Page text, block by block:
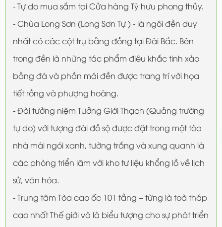
- Tự do mua sắm tại Cửa hàng Tỳ hưu phong thủy.
- Chùa Long Sơn (Long Sơn Tự ) - là ngôi đền duy
nhất có các cột trụ bằng đồng tại Đài Bắc. Bên
trong đền là những tác phẩm điêu khắc tinh xảo
bằng đá và phần mái đền được trang trí với họa
tiết rồng và phượng hoàng.
- Đài tưởng niệm Tưởng Giới Thạch (Quảng trường
tự do) với tượng đài đồ sộ được đặt trong một tòa
nhà mái ngói xanh, tường trắng và xung quanh là
các phòng triển lãm với kho tư liệu khổng lồ về lịch
sử, văn hóa.
- Trung tâm Tòa cao ốc 101 tầng – từng là toà tháp
cao nhất Thế giới và là biểu tượng cho sự phát triển